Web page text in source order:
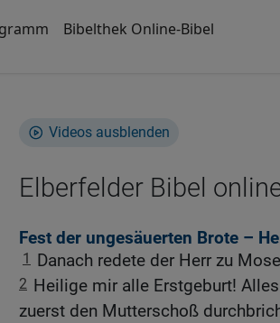
Bibelthek Online-Bibel
Videos ausblenden
Elberfelder Bibel
Fest der ungesäuerten Brote –
1 Danach redete der Herr zu
2 Heilige mir alle Erstgeburt!
zuerst den Mutterschoß